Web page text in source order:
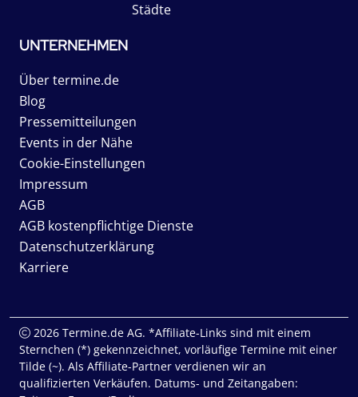
Städte
UNTERNEHMEN
Über termine.de
Blog
Pressemitteilungen
Events in der Nähe
Cookie-Einstellungen
Impressum
AGB
AGB kostenpflichtige Dienste
Datenschutzerklärung
Karriere
2026 Termine.de AG. *Affiliate-Links sind mit einem
Sternchen (*) gekennzeichnet, vorläufige Termine mit einer
Tilde (~). Als Affiliate-Partner verdienen wir an
qualifizierten Verkäufen. Datums- und Zeitangaben: